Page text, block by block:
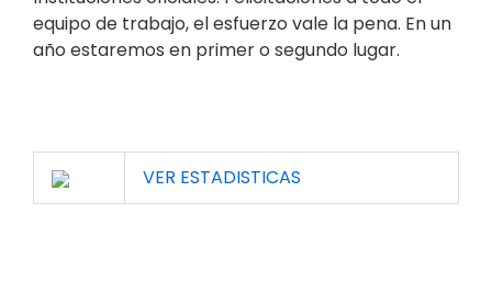
equipo de trabajo, el esfuerzo vale la pena. En un
año estaremos en primer o segundo lugar.
VER ESTADISTICAS